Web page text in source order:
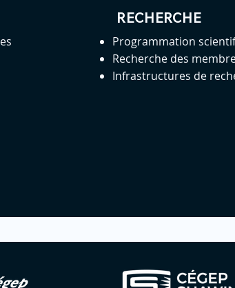
RECHERCHE
Programmation
Recherche des
Infrastructures de